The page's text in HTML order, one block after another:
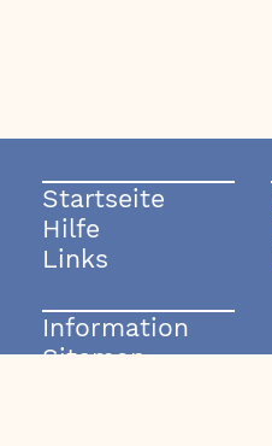
Startseite
Hilfe
Links
Information
Sitemap